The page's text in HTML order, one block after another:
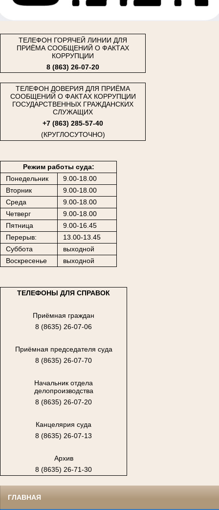
ТЕЛЕФОН ГОРЯЧЕЙ ЛИНИИ ДЛЯ
ПРИЁМА СООБЩЕНИЙ О ФАКТАХ
КОРРУПЦИИ
8 (863) 26-07-20
ТЕЛЕФОН ДОВЕРИЯ ДЛЯ ПРИЁМА
СООБЩЕНИЙ О ФАКТАХ КОРРУПЦИИ
ГОСУДАРСТВЕННЫХ ГРАЖДАНСКИХ
СЛУЖАЩИХ
+7 (863) 285-57-40
(КРУГЛОСУТОЧНО)
Режим работы суда:
Понедельник
9.00-18.00
Вторник
9.00-18.00
Среда
9.00-18.00
Четверг
9.00-18.00
Пятница
9.00-16.45
Перерыв:
13.00-13.45
Суббота
выходной
Воскресенье
выходной
ТЕЛЕФОНЫ ДЛЯ СПРАВОК
Приёмная граждан
8 (8635) 26-07-06
Приёмная председателя суда
8 (8635) 26-07-70
Начальник отдела
делопроизводства
8 (8635) 26-07-20
Канцелярия суда
8 (8635) 26-07-13
Архив
8 (8635) 26-71-30
ГЛАВНАЯ